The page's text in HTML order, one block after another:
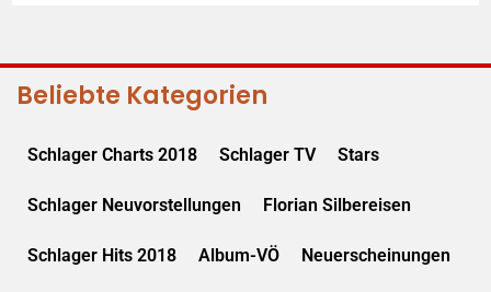
Beliebte Kategorien
Schlager Charts 2018 Schlager TV Stars
Schlager Neuvorstellungen Florian Silbereisen
Schlager Hits 2018 Album-VÖ Neuerscheinungen